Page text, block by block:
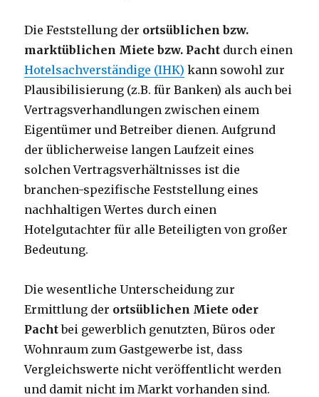
Die Feststellung der ortsüblichen bzw.
marktüblichen Miete bzw. Pacht durch einen
Hotelsachverständige (IHK) kann sowohl zur
Plausibilisierung (z.B. für Banken) als auch bei
Vertragsverhandlungen zwischen einem
Eigentümer und Betreiber dienen. Aufgrund
der üblicherweise langen Laufzeit eines
solchen Vertragsverhältnisses ist die
branchen-spezifische Feststellung eines
nachhaltigen Wertes durch einen
Hotelgutachter für alle Beteiligten von großer
Bedeutung.
Die wesentliche Unterscheidung zur
Ermittlung der ortsüblichen Miete oder
Pachtbei gewerblich genutzten, Büros oder
Wohnraum zum Gastgewerbe ist, dass
Vergleichswerte nicht veröffentlicht werden
und damit nicht im Markt vorhanden sind.